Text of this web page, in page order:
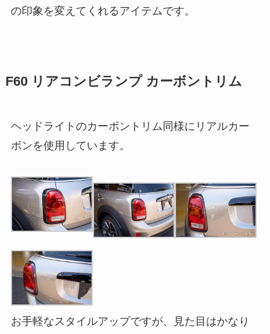
の印象を変えてくれるアイテムです。
F60 リアコンビランプ カーボントリム
ヘッドライトのカーボントリム同様にリアルカー
ボンを使用しています。
お手軽なスタイルアップですが、見た目はかなり